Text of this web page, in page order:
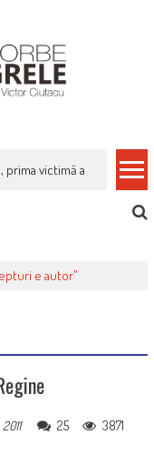
prima victimă a noi
e autor"
25 3871